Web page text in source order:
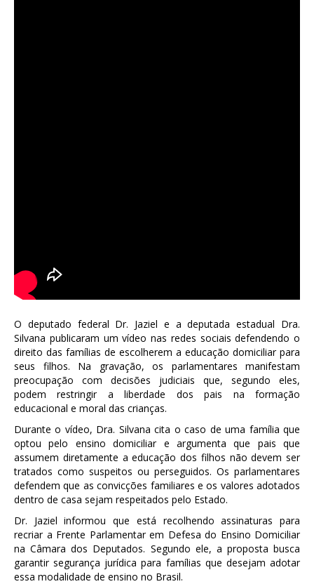
O deputado federal Dr. Jaziel e a deputada estadual Dra.
Silvana publicaram um vídeo nas redes sociais defendendo o
direito das famílias de escolherem a educação domiciliar para
seus filhos. Na gravação, os parlamentares manifestam
preocupação com decisões judiciais que, segundo eles,
podem restringir a liberdade dos pais na formação
educacional e moral das crianças.
Durante o vídeo, Dra. Silvana cita o caso de uma família que
optou pelo ensino domiciliar e argumenta que pais que
assumem diretamente a educação dos filhos não devem ser
tratados como suspeitos ou perseguidos. Os parlamentares
defendem que as convicções familiares e os valores adotados
dentro de casa sejam respeitados pelo Estado.
Dr. Jaziel informou que está recolhendo assinaturas para
recriar a Frente Parlamentar em Defesa do Ensino Domiciliar
na Câmara dos Deputados. Segundo ele, a proposta busca
garantir segurança jurídica para famílias que desejam adotar
essa modalidade de ensino no Brasil.